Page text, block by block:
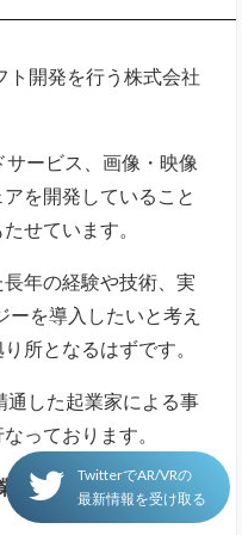
ト開発を行う株式会社
ービス、画像・映像
を開発していること
せています。
年の経験や技術、実
を導入したいと考え
所となるはずです。
通した起業家による事
っております。
に導入することを検討
TwitterでAR/VRの
最新情報を受け取る